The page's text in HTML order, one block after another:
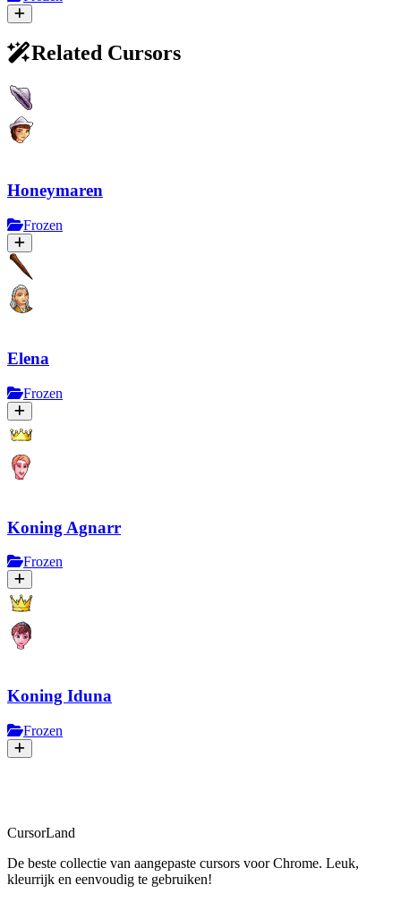
Related Cursors
Honeymaren
Frozen
Elena
Frozen
Koning Agnarr
Frozen
Koning Iduna
Frozen
CursorLand
De beste collectie van aangepaste cursors voor Chrome. Leuk,
kleurrijk en eenvoudig te gebruiken!